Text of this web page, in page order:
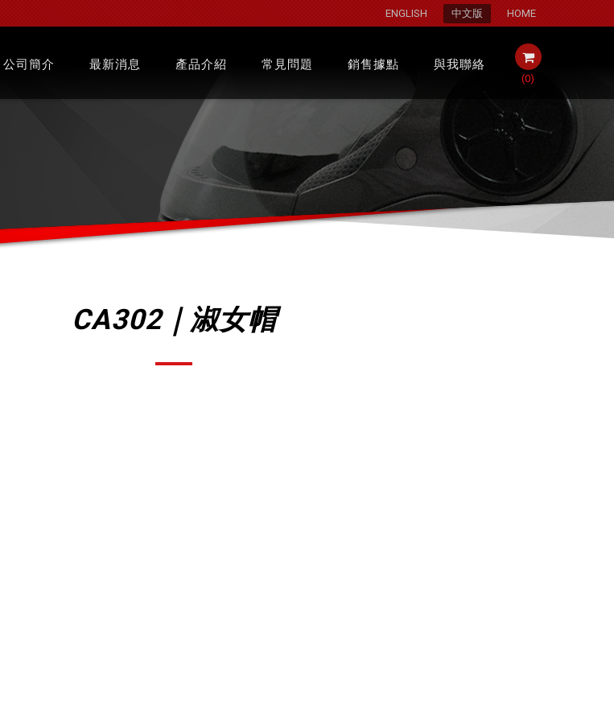
ENGLISH 中文版 HOME
公司簡介 最新消息 產品介紹 常見問題 銷售據點 與我聯絡
(0)
CA302｜淑女帽